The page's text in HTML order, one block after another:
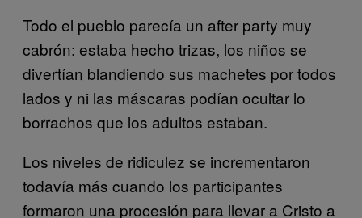
Todo el pueblo parecía un after party muy
cabrón: estaba hecho trizas, los niños se
divertían blandiendo sus machetes por todos
lados y ni las máscaras podían ocultar lo
borrachos que los adultos estaban.
Los niveles de ridiculez se incrementaron
todavía más cuando los participantes
formaron una procesión para llevar a Cristo a